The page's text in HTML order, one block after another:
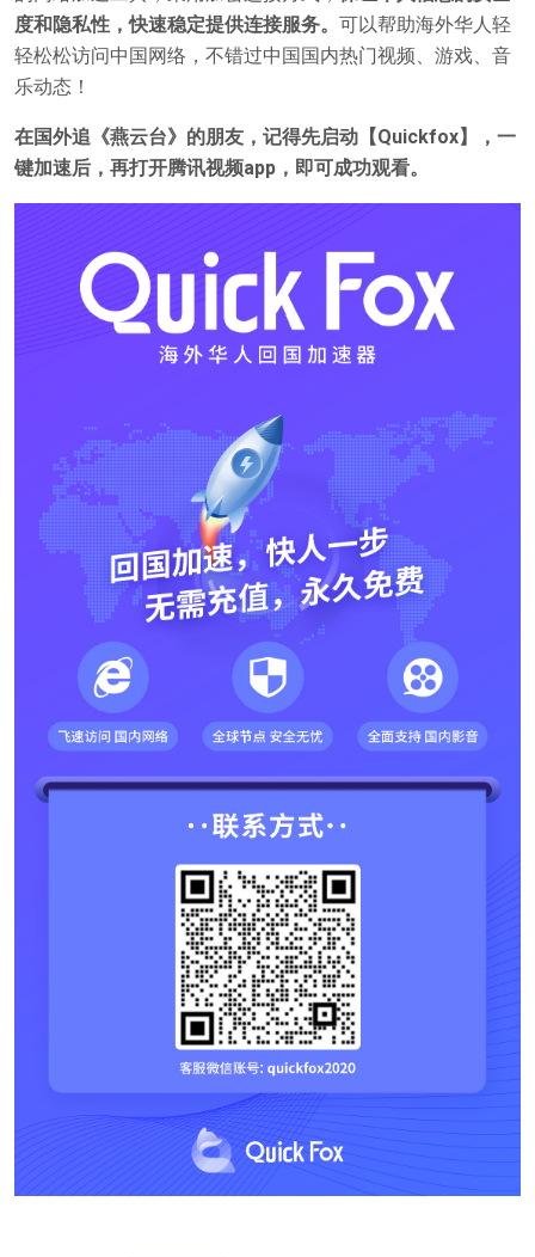
度和隐私性，快速稳定提供连接服务。 可以帮助海外华人轻
轻松松访问中国网络，不错过中国国内热门视频、游戏、音
乐动态！
在国外追《燕云台》的朋友，记得先启动【Quickfox】，一
键加速后，再打开腾讯视频app，即可成功观看。